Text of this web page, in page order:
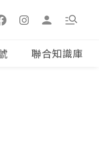
聯合知識庫